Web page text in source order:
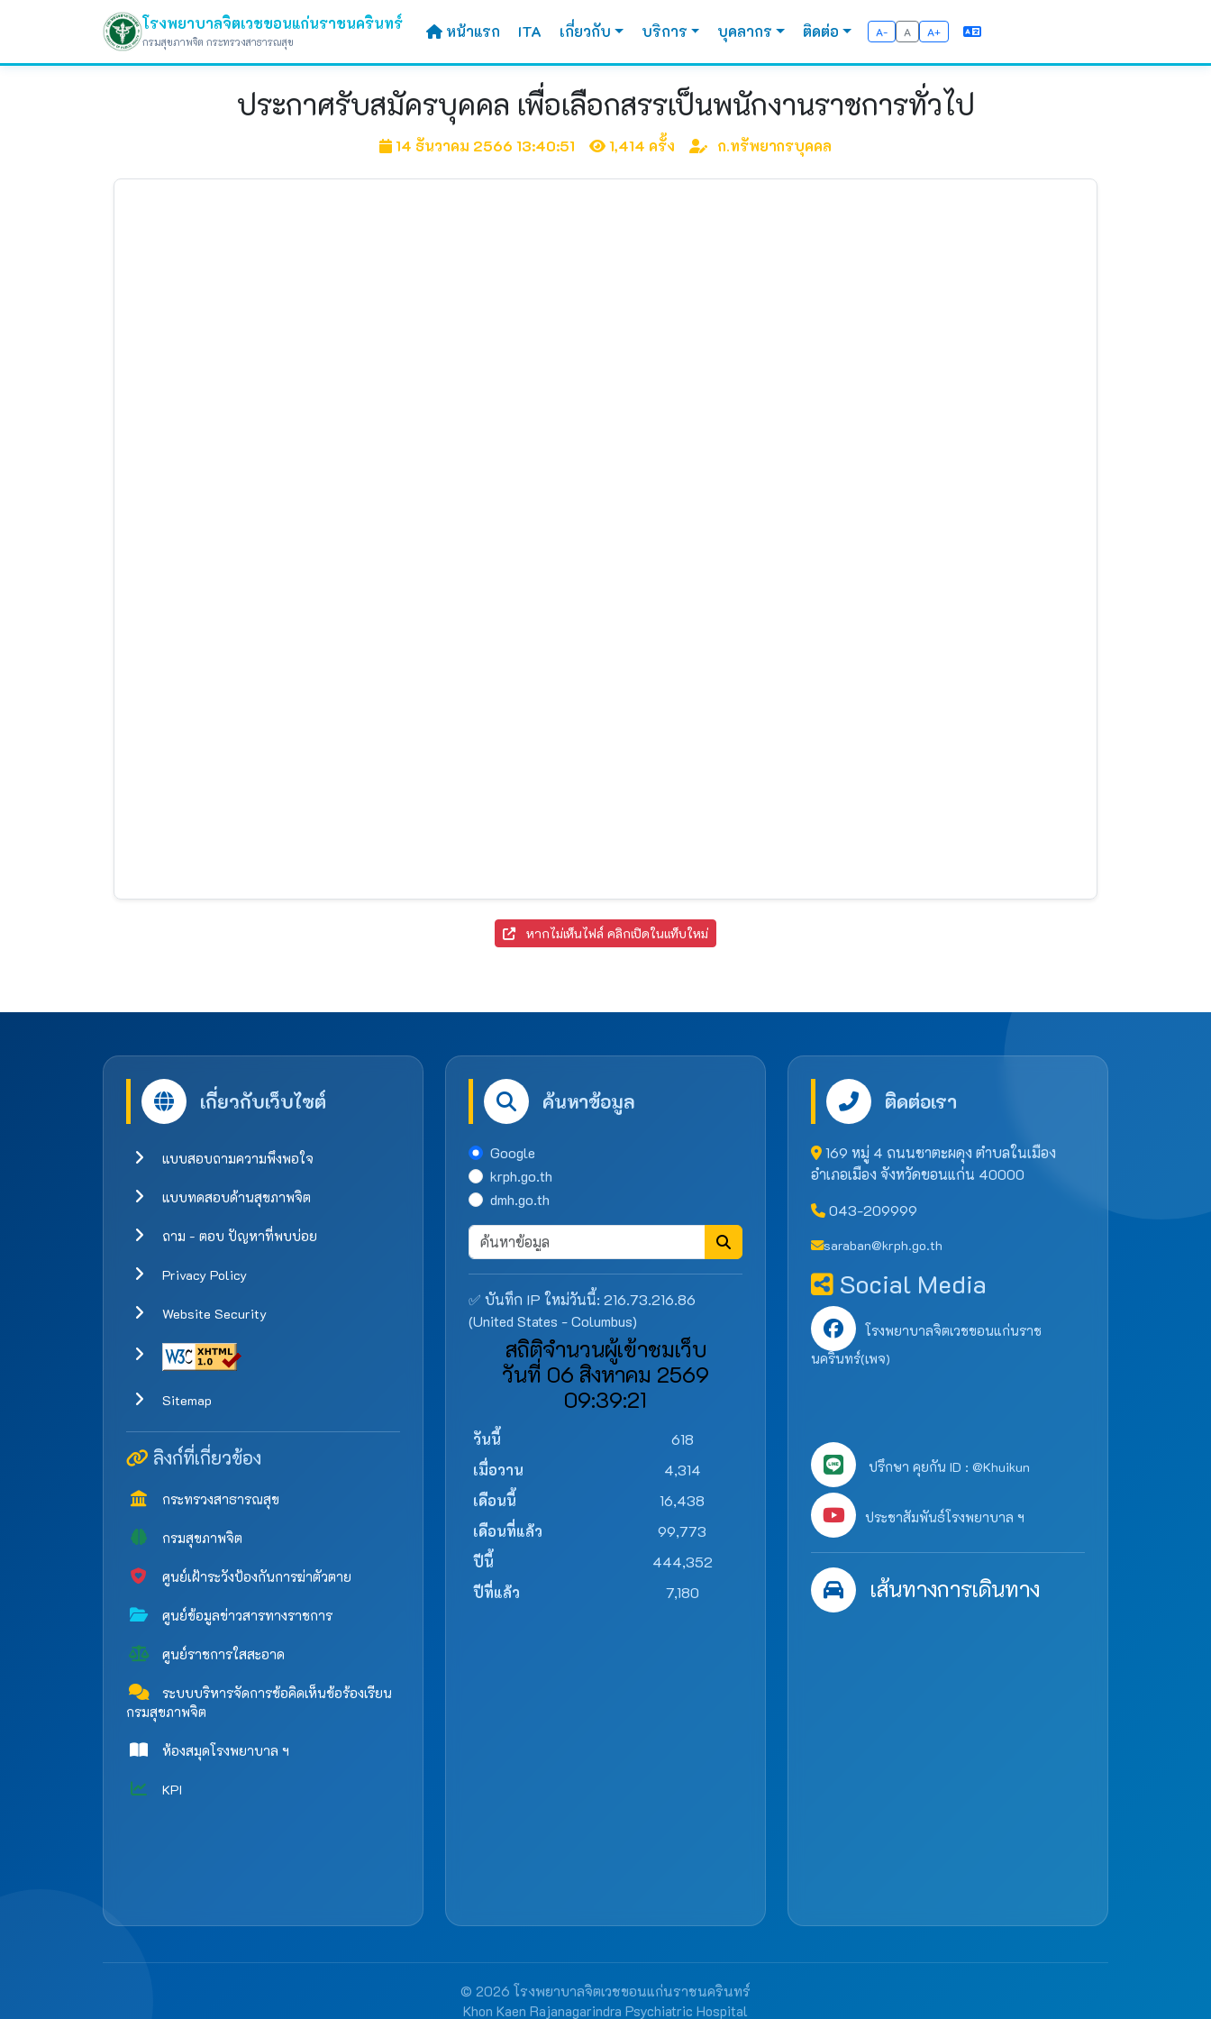
โรงพยาบาลจิตเวชขอนแก่นราชนครินทร์
กรมสุขภาพจิต กระทรวงสาธารณสุข
หน้าแรก ITA เกี่ยวกับ บริการ บุคลากร ติดต่อ A- A A+
ประกาศรับสมัครบุคคล เพื่อเลือกสรรเป็นพนักงานราชการทั่วไป
14 ธันวาคม 2566 13:40:51 1,414 ครั้ง ก.ทรัพยากรบุคคล
หากไม่เห็นไฟล์ คลิกเปิดในแท็บใหม่
เกี่ยวกับเว็บไซต์
แบบสอบถามความพึงพอใจ
แบบทดสอบด้านสุขภาพจิต
ถาม - ตอบ ปัญหาที่พบบ่อย
Privacy Policy
Website Security
Sitemap
ลิงก์ที่เกี่ยวข้อง
กระทรวงสาธารณสุข
กรมสุขภาพจิต
ศูนย์เฝ้าระวังป้องกันการฆ่าตัวตาย
ศูนย์ข้อมูลข่าวสารทางราชการ
ศูนย์ราชการใสสะอาด
ระบบบริหารจัดการข้อคิดเห็นข้อร้องเรียน
กรมสุขภาพจิต
ห้องสมุดโรงพยาบาล ฯ
KPI
ค้นหาข้อมูล
Google
krph.go.th
dmh.go.th
✅ บันทึก IP ใหม่วันนี้: 216.73.216.86
(United States - Columbus)
สถิติจำนวนผู้เข้าชมเว็บ
วันที่ 06 สิงหาคม 2569
09:39:21
วันนี้
618
เมื่อวาน
4,314
เดือนนี้
16,438
เดือนที่แล้ว
99,773
ปีนี้
444,352
ปีที่แล้ว
7,180
ติดต่อเรา
169 หมู่ 4 ถนนชาตะผดุง ตำบลในเมือง
อำเภอเมือง จังหวัดขอนแก่น 40000
043-209999
saraban@krph.go.th
Social Media
โรงพยาบาลจิตเวชขอนแก่นราช
นครินทร์(เพจ)
ปรึกษา คุยกัน ID : @Khuikun
ประชาสัมพันธ์โรงพยาบาล ฯ
เส้นทางการเดินทาง
© 2026 โรงพยาบาลจิตเวชขอนแก่นราชนครินทร์
Khon Kaen Rajanagarindra Psychiatric Hospital